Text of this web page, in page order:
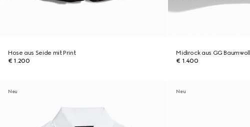
Hose aus Seide mit Print
€ 1.200
Midirock aus GG
€ 1.400
Neu Neu